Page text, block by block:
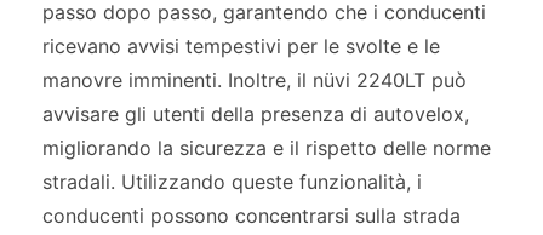
passo dopo passo, garantendo che i conducenti
ricevano avvisi tempestivi per le svolte e le
manovre imminenti. Inoltre, il nüvi 2240LT può
avvisare gli utenti della presenza di autovelox,
migliorando la sicurezza e il rispetto delle norme
stradali. Utilizzando queste funzionalità, i
conducenti possono concentrarsi sulla strada